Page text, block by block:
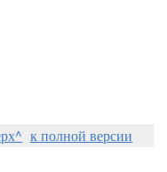
к полной версии